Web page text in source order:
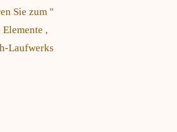
Sie zum "
,
Laufwerks